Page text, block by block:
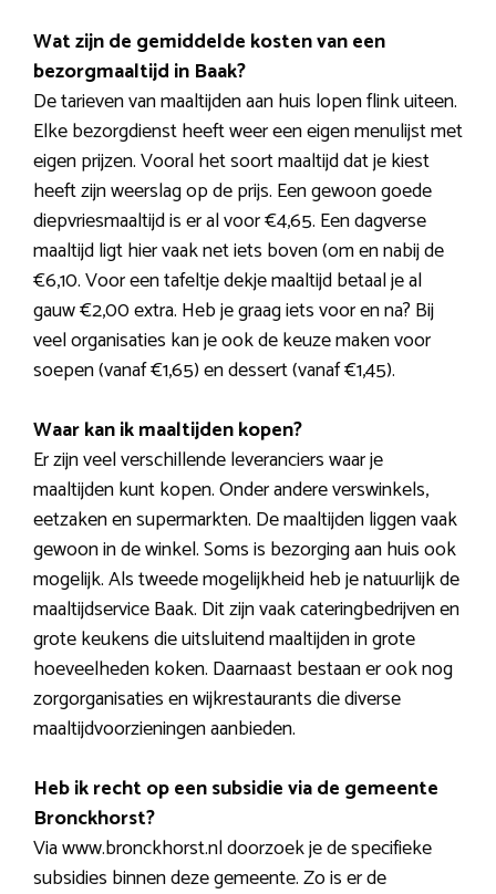
Wat zijn de gemiddelde kosten van een
bezorgmaaltijd in Baak?
De tarieven van maaltijden aan huis lopen flink uiteen.
Elke bezorgdienst heeft weer een eigen menulijst met
eigen prijzen. Vooral het soort maaltijd dat je kiest
heeft zijn weerslag op de prijs. Een gewoon goede
diepvriesmaaltijd is er al voor €4,65. Een dagverse
maaltijd ligt hier vaak net iets boven (om en nabij de
€6,10. Voor een tafeltje dekje maaltijd betaal je al
gauw €2,00 extra. Heb je graag iets voor en na? Bij
veel organisaties kan je ook de keuze maken voor
soepen (vanaf €1,65) en dessert (vanaf €1,45).
Waar kan ik maaltijden kopen?
Er zijn veel verschillende leveranciers waar je
maaltijden kunt kopen. Onder andere verswinkels,
eetzaken en supermarkten. De maaltijden liggen vaak
gewoon in de winkel. Soms is bezorging aan huis ook
mogelijk. Als tweede mogelijkheid heb je natuurlijk de
maaltijdservice Baak. Dit zijn vaak cateringbedrijven en
grote keukens die uitsluitend maaltijden in grote
hoeveelheden koken. Daarnaast bestaan er ook nog
zorgorganisaties en wijkrestaurants die diverse
maaltijdvoorzieningen aanbieden.
Heb ik recht op een subsidie via de gemeente
Bronckhorst?
Via www.bronckhorst.nl doorzoek je de specifieke
subsidies binnen deze gemeente. Zo is er de